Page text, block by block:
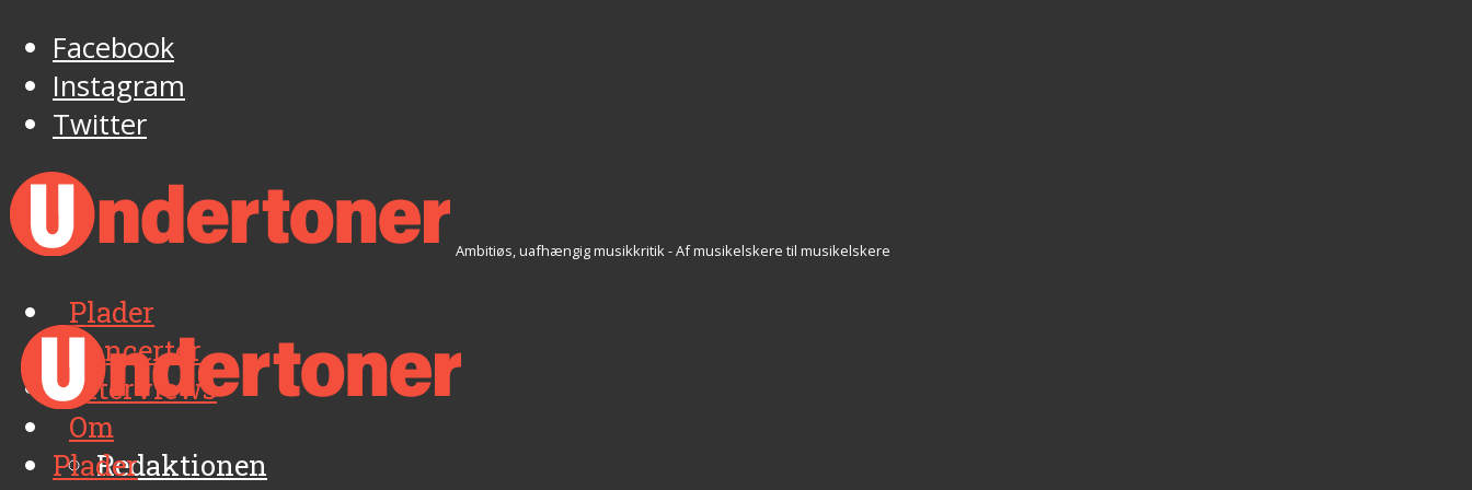
Facebook
Instagram
Twitter
Ambitiøs, uafhængig musikkritik - Af musikelskere til musikelskere
Plader
Koncerter
Interviews
Om
Redaktionen
Plader